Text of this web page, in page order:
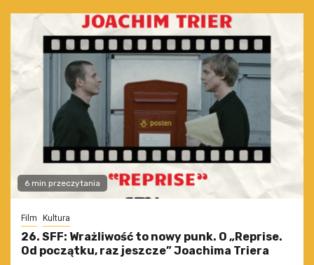
6 min przeczytania
Film Kultura
26. SFF: Wrażliwość to nowy punk. O „Reprise.
Od początku, raz jeszcze” Joachima Triera